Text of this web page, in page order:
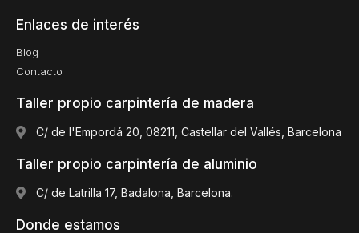
Enlaces de interés
Blog
Contacto
Taller propio carpintería de madera
C/ de l'Empordá 20, 08211, Castellar del Vallés, Barcelona
Taller propio carpintería de aluminio
C/ de Latrilla 17, Badalona, Barcelona.
Donde estamos